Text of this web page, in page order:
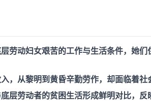
劳动妇女艰苦的工作与生活条件，她
，从黎明到黄昏辛勤劳作，却面临着社
层劳动者的贫困生活形成鲜明对比，反